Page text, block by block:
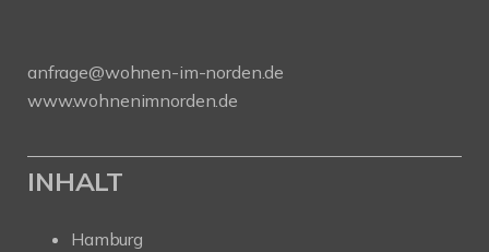
anfrage@wohnen-im-norden.de
www.wohnenimnorden.de
INHALT
Hamburg